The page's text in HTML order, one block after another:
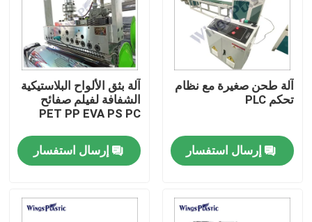
آلة طحن صغيرة مع نظام
تحكم PLC
إرسال استفسار
آلة بثق الألواح البلاستيكية
الشفافة لفيلم صفائح
PET PP EVA PS PC
إرسال استفسار